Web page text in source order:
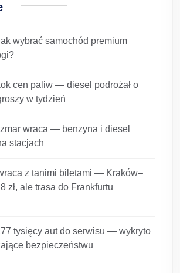
wybrać samochód premium
cen paliw — diesel podrożał o
w tydzień
wraca — benzyna i diesel
stacjach
z tanimi biletami — Kraków–
zł, ale trasa do Frankfurtu
tysięcy aut do serwisu — wykryto
bezpieczeństwu